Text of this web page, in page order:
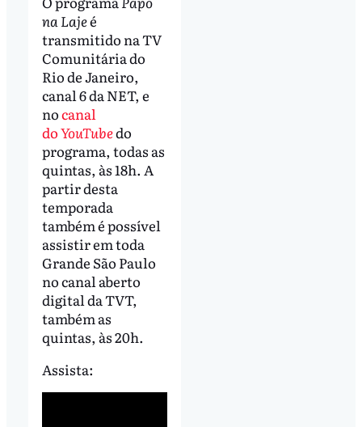
na Lajeé
transmitido na TV
Comunitária do
Rio de Janeiro,
canal 6 da NET, e
nocanal
doYouTubedo
programa, todas as
quintas, às 18h. A
partir desta
temporada
também é possível
assistir em toda
Grande São Paulo
no canal aberto
digital da TVT,
também as
quintas, às 20h.
Assista: